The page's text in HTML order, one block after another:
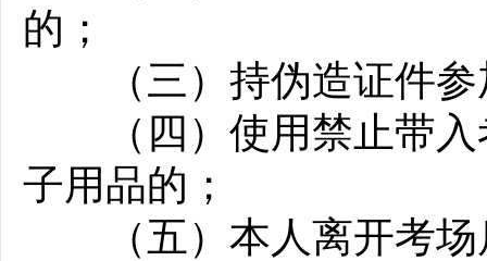
的；
（三）持伪造证件参
（四）使用禁止带入
子用品的；
（五）本人离开考场